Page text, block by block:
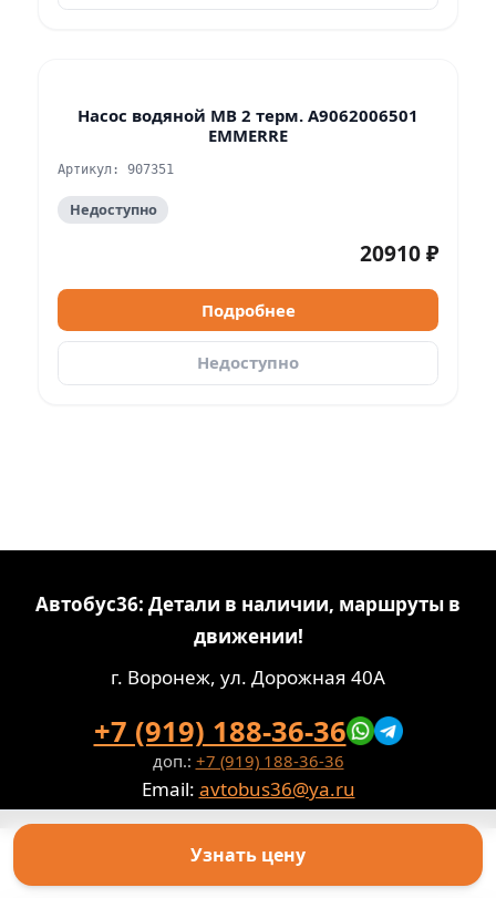
Насос водяной MB 2 терм. A9062006501
EMMERRE
Артикул: 907351
Недоступно
20910 ₽
Подробнее
Недоступно
Автобус36: Детали в наличии, маршруты в
движении!
г. Воронеж, ул. Дорожная 40А
+7 (919) 188-36-36
доп.: +7 (919) 188-36-36
Email: avtobus36@ya.ru
Паспорт обработки персональных данных
Узнать цену